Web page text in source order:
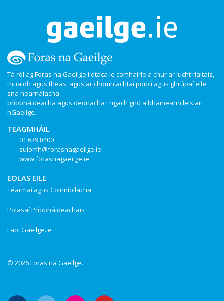
Tá ról ag Foras na Gaeilge i dtaca le comhairle a chur ar lucht rialtais,
thuaidh agus theas, agus ar chomhlachtaí poiblí agus ghrúpaí eile
sna hearnálacha
príobháideacha agus deonacha i ngach gnó a bhaineann leis an
nGaeilge.
TEAGMHÁIL
01 639 8400
suiomh@forasnagaeilge.ie
www.forasnagaeilge.ie
EOLAS EILE
Téarmaí agus Coinníollacha
Polasaí Príobháideachais
Faoi Gaeilge.ie
© 2026 Foras na Gaeilge.